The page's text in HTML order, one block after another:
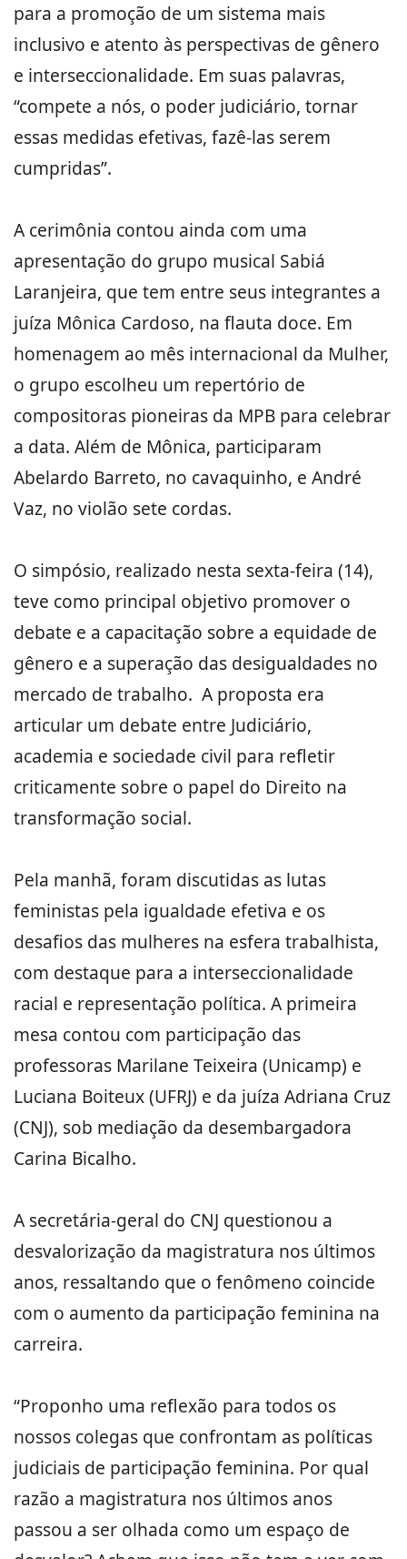
para a promoção de um sistema mais
inclusivo e atento às perspectivas de gênero
e interseccionalidade. Em suas palavras,
“compete a nós, o poder judiciário, tornar
essas medidas efetivas, fazê-las serem
cumpridas”.
A cerimônia contou ainda com uma
apresentação do grupo musical Sabiá
Laranjeira, que tem entre seus integrantes a
juíza Mônica Cardoso, na flauta doce. Em
homenagem ao mês internacional da Mulher,
o grupo escolheu um repertório de
compositoras pioneiras da MPB para celebrar
a data. Além de Mônica, participaram
Abelardo Barreto, no cavaquinho, e André
Vaz, no violão sete cordas.
O simpósio, realizado nesta sexta-feira (14),
teve como principal objetivo promover o
debate e a capacitação sobre a equidade de
gênero e a superação das desigualdades no
mercado de trabalho. A proposta era
articular um debate entre Judiciário,
academia e sociedade civil para refletir
criticamente sobre o papel do Direito na
transformação social.
Pela manhã, foram discutidas as lutas
feministas pela igualdade efetiva e os
desafios das mulheres na esfera trabalhista,
com destaque para a interseccionalidade
racial e representação política. A primeira
mesa contou com participação das
professoras Marilane Teixeira (Unicamp) e
Luciana Boiteux (UFRJ) e da juíza Adriana Cruz
(CNJ), sob mediação da desembargadora
Carina Bicalho.
A secretária-geral do CNJ questionou a
desvalorização da magistratura nos últimos
anos, ressaltando que o fenômeno coincide
com o aumento da participação feminina na
carreira.
“Proponho uma reflexão para todos os
nossos colegas que confrontam as políticas
judiciais de participação feminina. Por qual
razão a magistratura nos últimos anos
passou a ser olhada como um espaço de